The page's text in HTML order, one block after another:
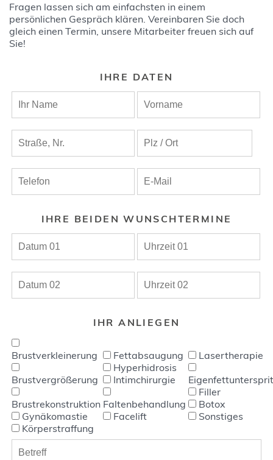
Fragen lassen sich am einfachsten in einem
persönlichen Gespräch klären. Vereinbaren Sie doch
gleich einen Termin, unsere Mitarbeiter freuen sich auf
Sie!
IHRE DATEN
IHRE BEIDEN WUNSCHTERMINE
IHR ANLIEGEN
Brustverkleinerung
Brustvergrößerung
Brustrekonstruktion
Gynäkomastie
Körperstraffung
Fettabsaugung
Hyperhidrosis
Intimchirurgie
Faltenbehandlung
Facelift
Lasertherapie
Filler
Botox
Sonstiges